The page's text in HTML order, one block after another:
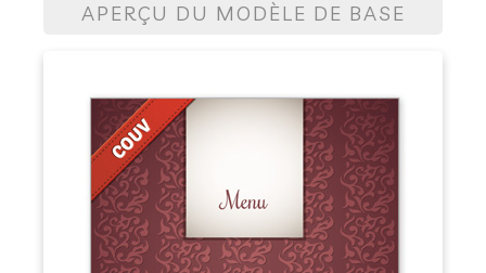
APERÇU DU MODÈLE DE BASE